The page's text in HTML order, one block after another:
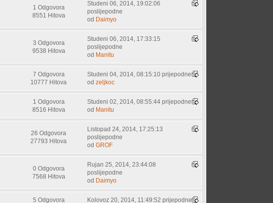
1 Odgovora
8551 Hitova
Studeni 06, 2014, 19:02:06
poslijepodne
od Daimyo
3 Odgovora
9538 Hitova
Studeni 06, 2014, 17:33:15
poslijepodne
od Manitu
7 Odgovora
10777 Hitova
Studeni 04, 2014, 08:15:10 prijepodne
odzeljkoc
1 Odgovora
8516 Hitova
Studeni 02, 2014, 08:55:44 prijepodne
od Manitu
26 Odgovora
27793 Hitova
Listopad 24, 2014, 17:25:13
poslijepodne
odGROF
0 Odgovora
7568 Hitova
Rujan 25, 2014, 23:44:08
poslijepodne
od Daimyo
5 Odgovora Kolovoz 20, 2014, 11:49:52 prijepodne